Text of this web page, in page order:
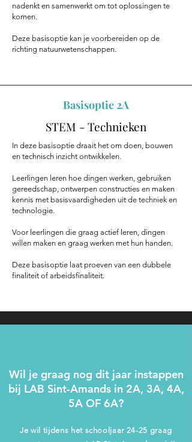
nadenkt en samenwerkt om tot oplossingen te
komen.
Deze basisoptie kan je voorbereiden op de
richting natuurwetenschappen.
Basisoptie 2A
STEM - Technieken
In deze basisoptie draait het om doen, bouwen
en technisch inzicht ontwikkelen.
Leerlingen leren hoe dingen werken, gebruiken
gereedschap, ontwerpen constructies en maken
kennis met basisvaardigheden uit de techniek en
technologie.
Voor leerlingen die graag actief leren, dingen
willen maken en graag werken met hun handen.
Deze basisoptie laat proeven van een dubbele
finaliteit of arbeidsfinaliteit.
Wil je graag nog dit jaar instappen
bij LAB Sint-Amands in 2A, 3A, 4A,
5A OF 6A?
Je wil tijdens het schooljaar 24-25 graag